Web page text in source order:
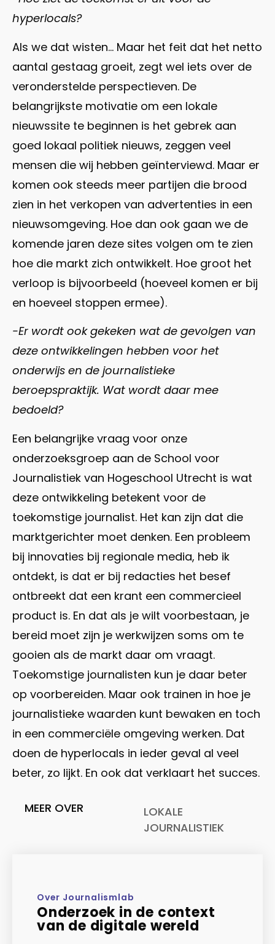
hyperlocals?
Als we dat wisten… Maar het feit dat het netto
aantal gestaag groeit, zegt wel iets over de
veronderstelde perspectieven. De
belangrijkste motivatie om een lokale
nieuwssite te beginnen is het gebrek aan
goed lokaal politiek nieuws, zeggen veel
mensen die wij hebben geïnterviewd. Maar er
komen ook steeds meer partijen die brood
zien in het verkopen van advertenties in een
nieuwsomgeving. Hoe dan ook gaan we de
komende jaren deze sites volgen om te zien
hoe die markt zich ontwikkelt. Hoe groot het
verloop is bijvoorbeeld (hoeveel komen er bij
en hoeveel stoppen ermee).
-Er wordt ook gekeken wat de gevolgen van
deze ontwikkelingen hebben voor het
onderwijs en de journalistieke
beroepspraktijk. Wat wordt daar mee
bedoeld?
Een belangrijke vraag voor onze
onderzoeksgroep aan de School voor
Journalistiek van Hogeschool Utrecht is wat
deze ontwikkeling betekent voor de
toekomstige journalist. Het kan zijn dat die
marktgerichter moet denken. Een probleem
bij innovaties bij regionale media, heb ik
ontdekt, is dat er bij redacties het besef
ontbreekt dat een krant een commercieel
product is. En dat als je wilt voorbestaan, je
bereid moet zijn je werkwijzen soms om te
gooien als de markt daar om vraagt.
Toekomstige journalisten kun je daar beter
op voorbereiden. Maar ook trainen in hoe je
journalistieke waarden kunt bewaken en toch
in een commerciële omgeving werken. Dat
doen de hyperlocals in ieder geval al veel
beter, zo lijkt. En ook dat verklaart het succes.
MEER OVER
LOKALE
JOURNALISTIEK
Over Journalismlab
Onderzoek in de context
van de digitale wereld